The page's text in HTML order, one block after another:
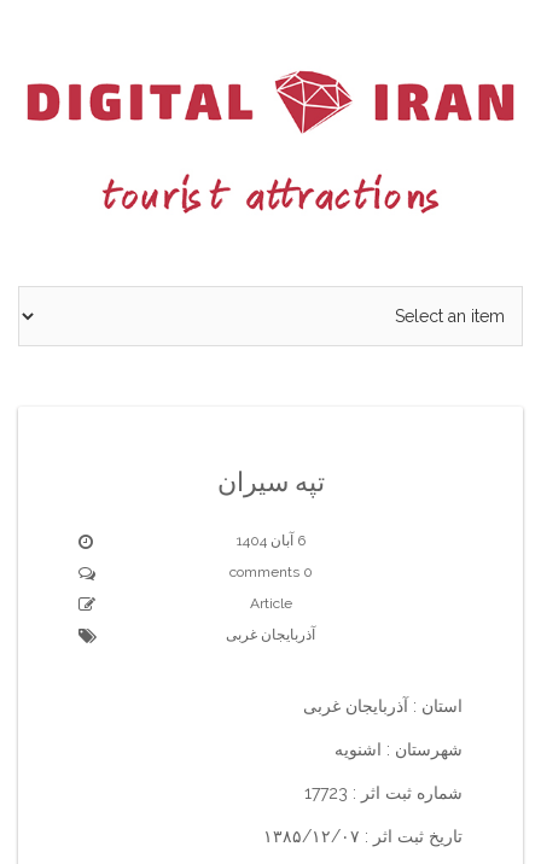
تپه سیران
6 آبان 1404
0 comments
Article
آذربایجان غربی
استان : آذربایجان غربی
شهرستان : اشنویه
شماره ثبت اثر : 17723
تاریخ ثبت اثر : ۱۳۸۵/۱۲/۰۷